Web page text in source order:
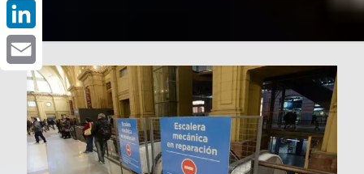
Twitter
LinkedIn
Email